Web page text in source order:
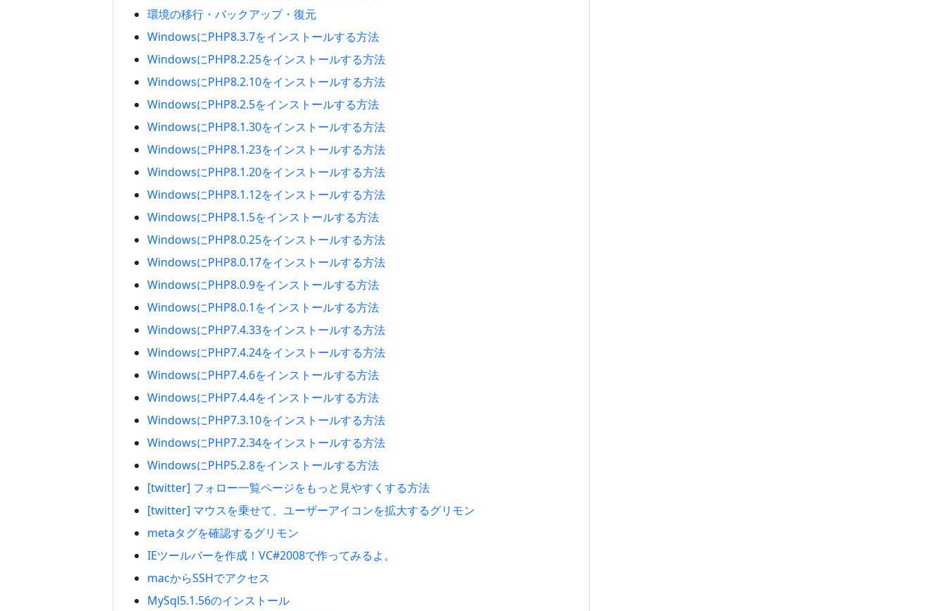
環境の移行・バックアップ・復元
WindowsにPHP8.3.7をインストールする方法
WindowsにPHP8.2.25をインストールする方法
WindowsにPHP8.2.10をインストールする方法
WindowsにPHP8.2.5をインストールする方法
WindowsにPHP8.1.30をインストールする方法
WindowsにPHP8.1.23をインストールする方法
WindowsにPHP8.1.20をインストールする方法
WindowsにPHP8.1.12をインストールする方法
WindowsにPHP8.1.5をインストールする方法
WindowsにPHP8.0.25をインストールする方法
WindowsにPHP8.0.17をインストールする方法
WindowsにPHP8.0.9をインストールする方法
WindowsにPHP8.0.1をインストールする方法
WindowsにPHP7.4.33をインストールする方法
WindowsにPHP7.4.24をインストールする方法
WindowsにPHP7.4.6をインストールする方法
WindowsにPHP7.4.4をインストールする方法
WindowsにPHP7.3.10をインストールする方法
WindowsにPHP7.2.34をインストールする方法
WindowsにPHP5.2.8をインストールする方法
[twitter] フォロー一覧ページをもっと見やすくする方法
[twitter] マウスを乗せて、ユーザーアイコンを拡大するグリモン
metaタグを確認するグリモン
IEツールバーを作成！VC#2008で作ってみるよ。
macからSSHでアクセス
MySql5.1.56のインストール